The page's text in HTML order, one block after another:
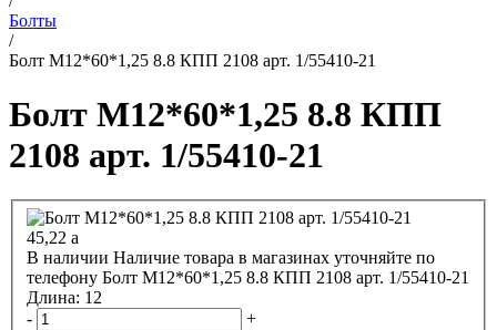
Болты
/
Болт М12*60*1,25 8.8 КПП 2108 арт. 1/55410-21
Болт М12*60*1,25 8.8 КПП
2108 арт. 1/55410-21
45,22 a
В наличии Наличие товара в магазинах уточняйте по
телефону
Болт М12*60*1,25 8.8 КПП 2108 арт. 1/55410-21
Длина: 12
-
+